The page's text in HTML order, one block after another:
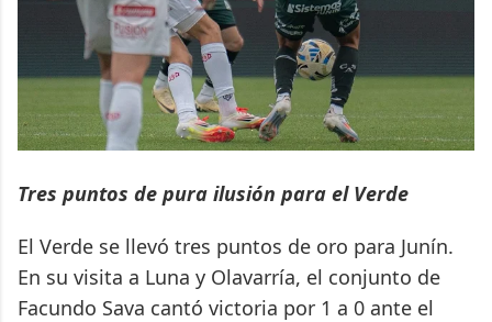
Tres puntos de pura ilusión para el Verde
El Verde se llevó tres puntos de oro para Junín.
En su visita a Luna y Olavarría, el conjunto de
Facundo Sava cantó victoria por 1 a 0 ante el